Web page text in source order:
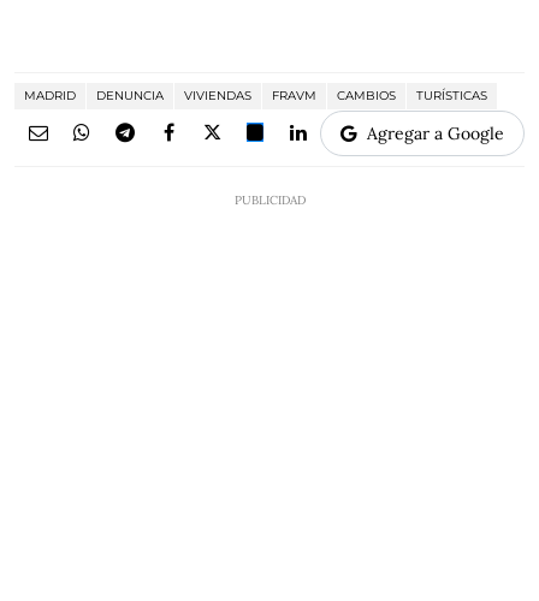
MADRID DENUNCIA VIVIENDAS FRAVM CAMBIOS TURÍSTICAS
Agregar a Google